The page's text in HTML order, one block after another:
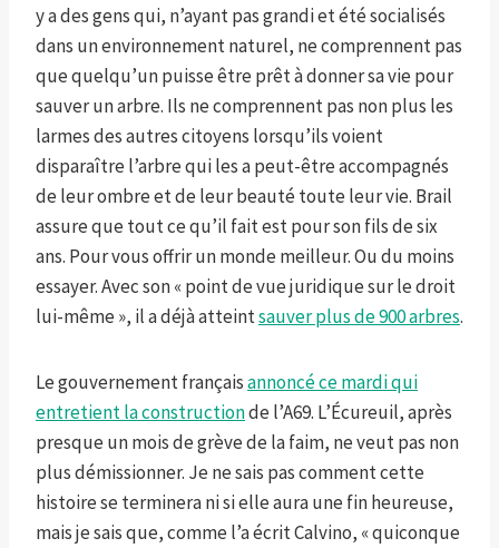
y a des gens qui, n’ayant pas grandi et été socialisés
dans un environnement naturel, ne comprennent pas
que quelqu’un puisse être prêt à donner sa vie pour
sauver un arbre. Ils ne comprennent pas non plus les
larmes des autres citoyens lorsqu’ils voient
disparaître l’arbre qui les a peut-être accompagnés
de leur ombre et de leur beauté toute leur vie. Brail
assure que tout ce qu’il fait est pour son fils de six
ans. Pour vous offrir un monde meilleur. Ou du moins
essayer. Avec son « point de vue juridique sur le droit
lui-même », il a déjà atteintsauver plus de 900 arbres.
Le gouvernement françaisannoncé ce mardiqui
entretient la constructionde l’A69. L’Écureuil, après
presque un mois de grève de la faim, ne veut pas non
plus démissionner. Je ne sais pas comment cette
histoire se terminera ni si elle aura une fin heureuse,
mais je sais que, comme l’a écrit Calvino, « quiconque